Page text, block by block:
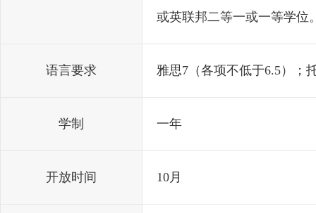
或英联邦二等一或一等学位
语言要求 雅思7（各项不低于6.5）；
学制 一年
开放时间 10月